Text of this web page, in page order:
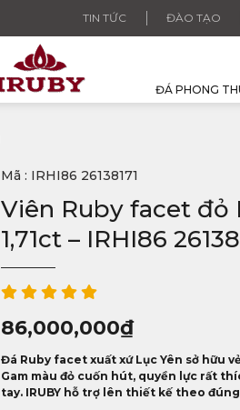
TIN TỨC ĐÀO TẠO
ĐÁ PHONG
Mã : IRHI86 26138171
Viên Ruby facet đỏ
1,71ct – IRHI86
86,000,000₫
Đá Ruby facet xuất xứ Lục Yên sở hữu
Gam màu đỏ cuốn hút, quyền lực rất
tay. IRUBY hỗ trợ lên thiết kế theo